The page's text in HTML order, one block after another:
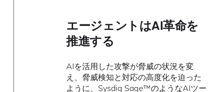
エージェントはAI革命を
推進する
AIを活用した攻撃が脅威の状況を変
え、脅威検知と対応の高度化を迫った
ように、 Sysdig Sage™のようなAIツー